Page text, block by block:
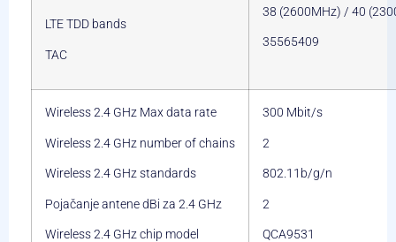
LTE TDD bands
TAC
38 (2600MHz) / 40
35565409
Wireless 2.4 GHz Max data rate
Wireless 2.4 GHz number of chains
Wireless 2.4 GHz standards
Pojačanje antene dBi za 2.4 GHz
Wireless 2.4 GHz chip model
300 Mbit/s
2
802.11b/g/n
2
QCA9531